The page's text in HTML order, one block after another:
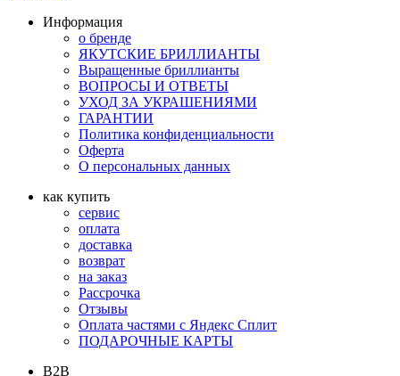
Информация
о бренде
ЯКУТСКИЕ БРИЛЛИАНТЫ
Выращенные бриллианты
ВОПРОСЫ И ОТВЕТЫ
УХОД ЗА УКРАШЕНИЯМИ
ГАРАНТИИ
Политика конфиденциальности
Оферта
О персональных данных
как купить
сервис
оплата
доставка
возврат
на заказ
Рассрочка
Отзывы
Оплата частями с Яндекс Сплит
ПОДАРОЧНЫЕ КАРТЫ
B2B